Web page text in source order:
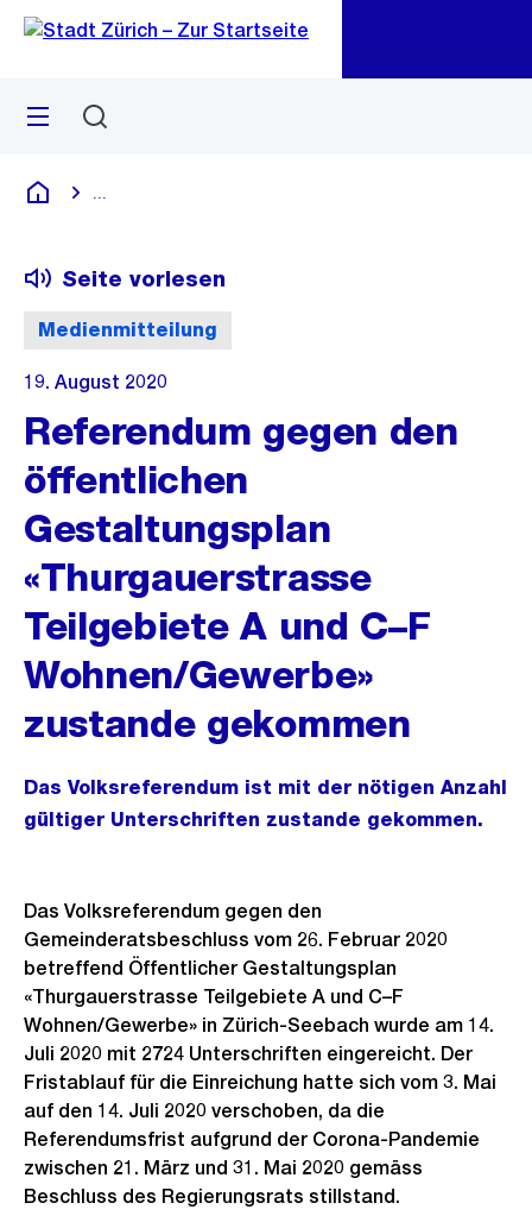
Navigation
Sprunglink
Menü
Deutsch
Medienmitteilung
Seite vorlesen
19. August 2020
Referendum gegen den
öffentlichen
Gestaltungsplan
«Thurgauerstrasse
Teilgebiete A und C–F
Wohnen/Gewerbe»
zustande gekommen
Das Volksreferendum ist mit der nötigen Anzahl
gültiger Unterschriften zustande gekommen.
Das Volksreferendum gegen den
Gemeinderatsbeschluss vom 26. Februar 2020
betreffend Öffentlicher Gestaltungsplan
«Thurgauerstrasse Teilgebiete A und C–F
Wohnen/Gewerbe» in Zürich-Seebach wurde am 14.
Juli 2020 mit 2724 Unterschriften eingereicht. Der
Fristablauf für die Einreichung hatte sich vom 3. Mai
auf den 14. Juli 2020 verschoben, da die
Referendumsfrist aufgrund der Corona-Pandemie
zwischen 21. März und 31. Mai 2020 gemäss
Beschluss des Regierungsrats stillstand.